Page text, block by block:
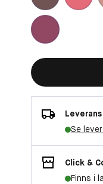
Se
Click &
Finns i